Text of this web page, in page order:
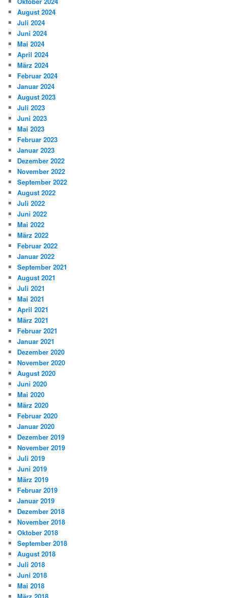
August 2024
Juli 2024
Juni 2024
Mai 2024
April 2024
März 2024
Februar 2024
Januar 2024
August 2023
Juli 2023
Juni 2023
Mai 2023
Februar 2023
Januar 2023
Dezember 2022
November 2022
September 2022
August 2022
Juli 2022
Juni 2022
Mai 2022
März 2022
Februar 2022
Januar 2022
September 2021
August 2021
Juli 2021
Mai 2021
April 2021
März 2021
Februar 2021
Januar 2021
Dezember 2020
November 2020
August 2020
Juni 2020
Mai 2020
März 2020
Februar 2020
Januar 2020
Dezember 2019
November 2019
Juli 2019
Juni 2019
März 2019
Februar 2019
Januar 2019
Dezember 2018
November 2018
Oktober 2018
September 2018
August 2018
Juli 2018
Juni 2018
Mai 2018